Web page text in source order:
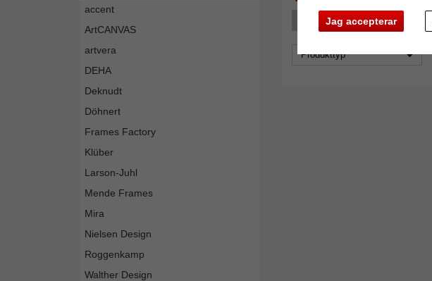
Jag accepterar
accent
ArtCANVAS
artvera
DEHA
Deknudt
Döhnert
Frames Factory
Klüber
Larson-Juhl
Mende Frames
Mira
Nielsen Design
Roggenkamp
Walther Design
Produkttyp: tillbehör
Produkttyp